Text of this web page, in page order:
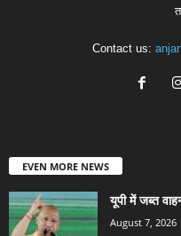
Contact us:
EVEN MORE NEWS
यूपी में जब्त
August 7, 2026